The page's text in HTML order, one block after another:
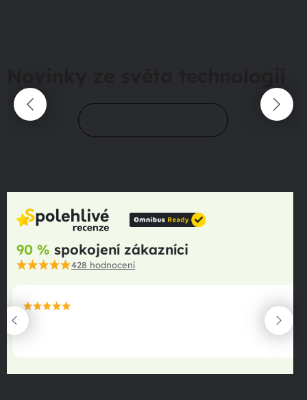
90 % spokojení zákazníci
428 hodnocení
maximální spokojenost
22.06.2025